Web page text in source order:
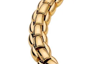
Neu bei Vogl: